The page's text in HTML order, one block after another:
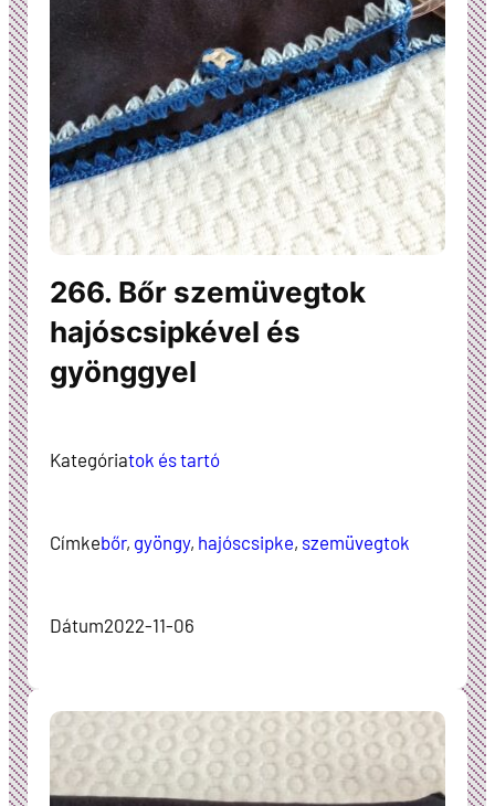
266. Bőr szemüvegtok
hajóscsipkével és
gyönggyel
Kategóriatok és tartó
Címkebőr, gyöngy, hajóscsipke, szemüvegtok
Dátum2022-11-06